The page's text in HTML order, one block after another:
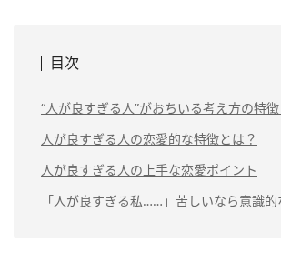
目次
“人が良すぎる人”がおちいる考え方の特徴
人が良すぎる人の恋愛的な特徴とは？
人が良すぎる人の上手な恋愛ポイント
「人が良すぎる私……」苦しいなら意識的